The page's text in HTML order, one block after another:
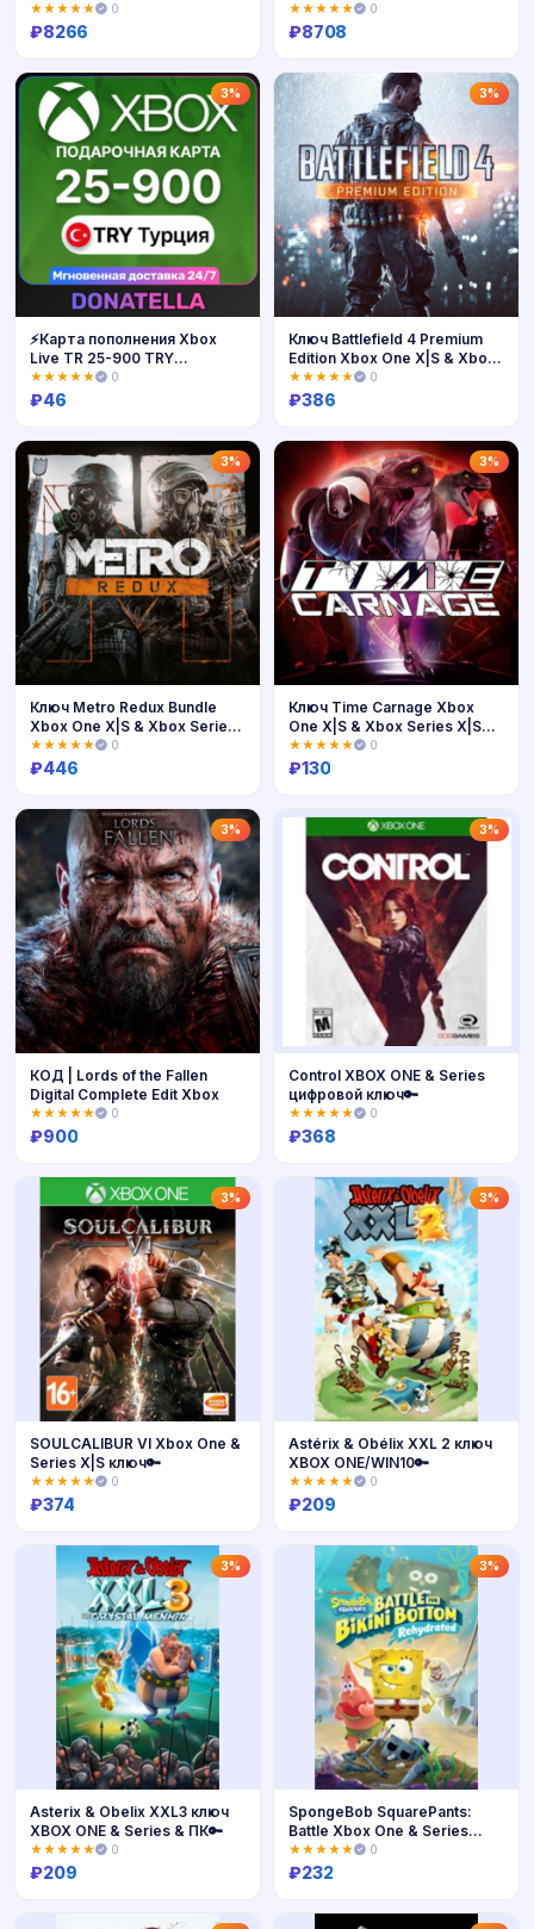
Купить
★★★★★ 0
₽8266
Купить
★★★★★ 0
₽8708
3%
Купить
⚡️Карта пополнения Xbox
Live TR 25-900 TRY
(Турция)⚡️
★★★★★ 0
₽46
3%
Купить
Ключ Battlefield 4 Premium
Edition Xbox One X|S & Xbox
Series X|S [Цифровой Код]
★★★★★ 0
₽386
3%
Купить
Ключ Metro Redux Bundle
Xbox One X|S & Xbox Series
X|S [Цифровой Код]
★★★★★ 0
₽446
3%
Купить
Ключ Time Carnage Xbox
One X|S & Xbox Series X|S
[Цифровой Код]
★★★★★ 0
₽130
3%
Купить
КОД | Lords of the Fallen
Digital Complete Edit Xbox
★★★★★ 0
₽900
3%
Купить
Control XBOX ONE & Series
цифровой ключ🔑
★★★★★ 0
₽368
3%
Купить
SOULCALIBUR VI Xbox One &
Series X|S ключ🔑
★★★★★ 0
₽374
3%
Купить
Astérix & Obélix XXL 2 ключ
XBOX ONE/WIN10🔑
★★★★★ 0
₽209
3%
Asterix & Obelix XXL3 ключ
XBOX ONE & Series & ПК🔑
★★★★★ 0
₽209
3%
SpongeBob SquarePants:
Battle Xbox One & Series
ключ🔑
★★★★★ 0
₽232